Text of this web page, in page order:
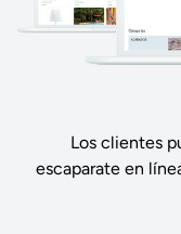
Los clientes
escaparate en